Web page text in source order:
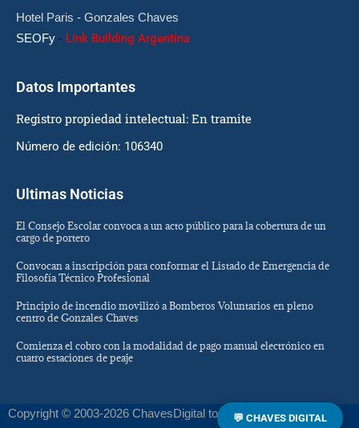
Hotel Paris - Gonzales Chaves
SEOFy - Link Building Argentina
Datos Importantes
Registro propiedad intelectual: En tramite
Número de edición: 106340
Ultimas Noticias
El Consejo Escolar convoca a un acto público para la cobertura de un
cargo de portero
Convocan a inscripción para conformar el Listado de Emergencia de
Filosofía Técnico Profesional
Principio de incendio movilizó a Bomberos Voluntarios en pleno
centro de Gonzales Chaves
Comienza el cobro con la modalidad de pago manual electrónico en
cuatro estaciones de peaje
Copyright © 2003-2026 ChavesDigital todos los derechos
💬 CHAVES DIGITAL